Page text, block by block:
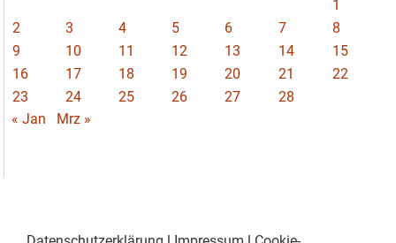
1
2
3 4 5 6 7
8
9
10 11 12 13 14
15
16
17 18 19 20 21
22
23
24 25 26 27
28
« Jan
Mrz »